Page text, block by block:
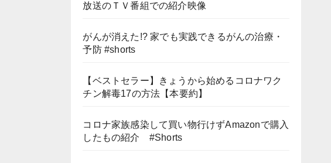
放送のＴＶ番組での紹介映像
がんが消えた!? 家でも実践できるがんの治療・
予防 #shorts
【ベストセラー】きょうから始めるコロナワク
チン解毒17の方法【本要約】
コロナ家族感染して買い物行けずAmazonで購入
したもの紹介 #Shorts